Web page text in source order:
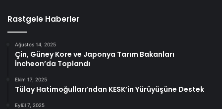
Rastgele Haberler
Ağustos 14, 2025
Çin, Güney Kore ve Japonya Tarım Bakanları
İncheon’da Toplandı
Ekim 17, 2025
Tülay Hatimoğulları’ndan KESK’in Yürüyüşüne Destek
Eylül 7, 2025